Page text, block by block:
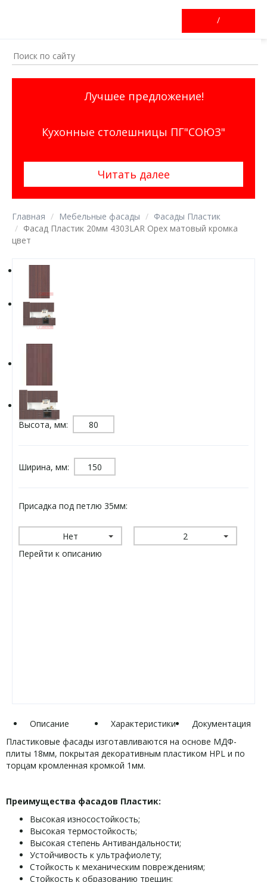
/
Лучшее предложение!
Кухонные столешницы ПГ"СОЮЗ"
Читать далее
Главная Мебельные фасады
Фасады Пластик
Фасад Пластик 20мм 4303LAR Орех матовый кромка
цвет
Высота, мм:
Ширина, мм:
Присадка под петлю 35мм:
Нет
2
Перейти к описанию
Описание Характеристики
Документация
Пластиковые фасады изготавливаются на основе МДФ-
плиты 18мм, покрытая декоративным пластиком HPL и по
торцам кромленная кромкой 1мм.
Преимущества фасадов Пластик:
Высокая износостойкость;
Высокая термостойкость;
Высокая степень Антивандальности;
Устойчивость к ультрафиолету;
Стойкость к механическим повреждениям;
Стойкость к образованию трещин;